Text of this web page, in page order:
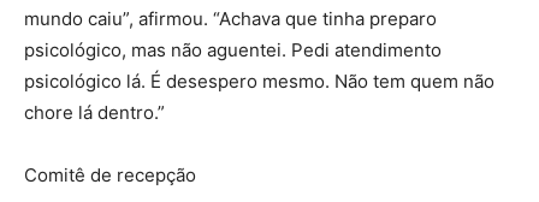
mundo caiu”, afirmou. “Achava que tinha preparo
psicológico, mas não aguentei. Pedi atendimento
psicológico lá. É desespero mesmo. Não tem quem não
chore lá dentro.”
Comitê de recepção